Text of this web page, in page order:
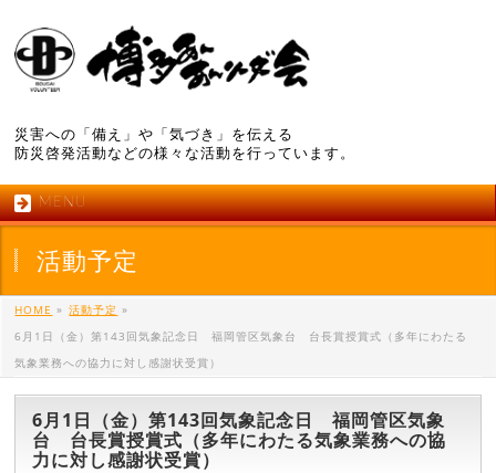
災害への「備え」や「気づき」を伝える
防災啓発活動などの様々な活動を行っています。
MENU
活動予定
HOME » 活動予定 »
6月1日（金）第143回気象記念日 福岡管区気象台 台長賞授賞式（多年にわたる
気象業務への協力に対し感謝状受賞）
6月1日（金）第143回気象記念日 福岡管区気象
台 台長賞授賞式（多年にわたる気象業務への協
力に対し感謝状受賞）